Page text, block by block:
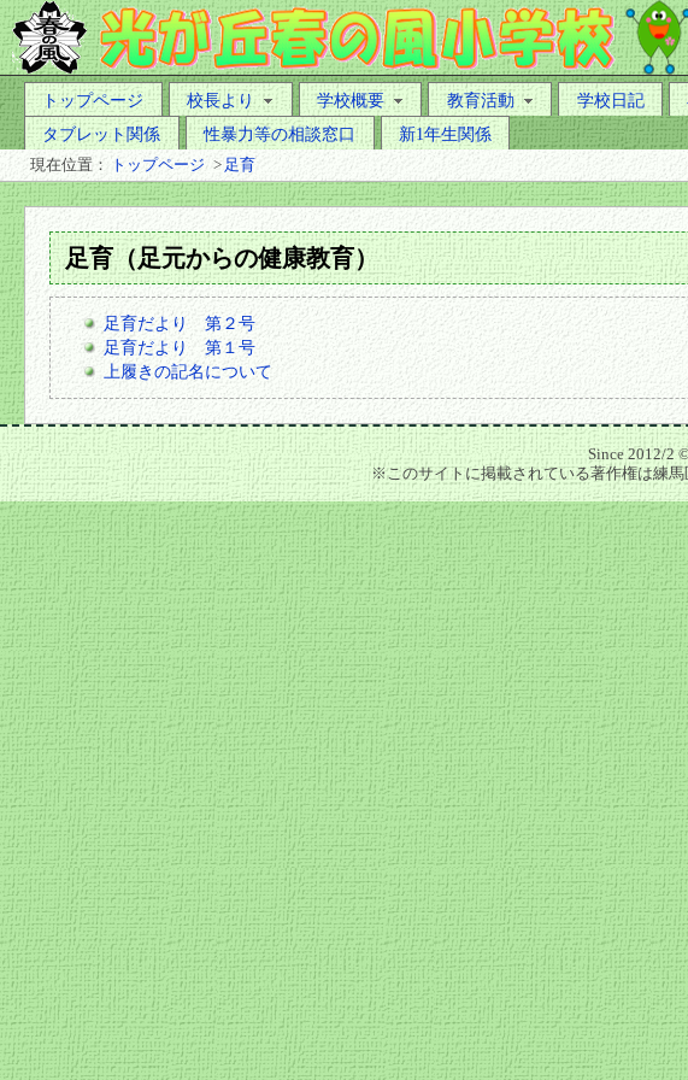
トップページ 校長より 学校概要 教育活動 学校日記
タブレット関係
性暴力等の相談窓口 新1年生関係
現在位置： トップページ > 足育
足育（足元からの健康教育）
足育だより 第２号
足育だより 第１号
上履きの記名について
Since 2012/2
※このサイトに掲載されている著作権は練